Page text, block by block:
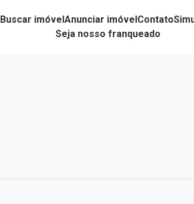
Buscar imóvelAnunciar imóvelContato
Seja nosso franqueado